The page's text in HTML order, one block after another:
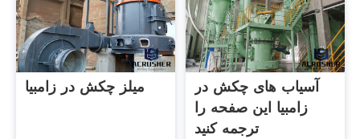
میلز چکش در زامبیا
آسیاب های چکش در
زامبیا این صفحه را
ترجمه کنید